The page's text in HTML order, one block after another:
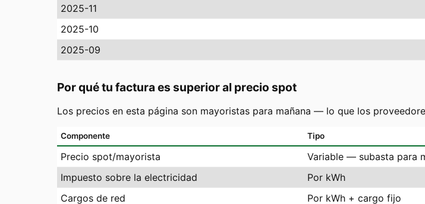
2025-11
2025-10
2025-09
Por qué tu factura es superior al precio spot
Los precios en esta página son mayoristas para mañana — lo que los
Componente Tipo
Precio spot/mayorista Variable — subasta para
Impuesto sobre la electricidad
Por kWh
Cargos de red
Por kWh + cargo fijo